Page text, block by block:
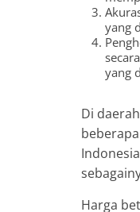
yang
yang
Di
Harga